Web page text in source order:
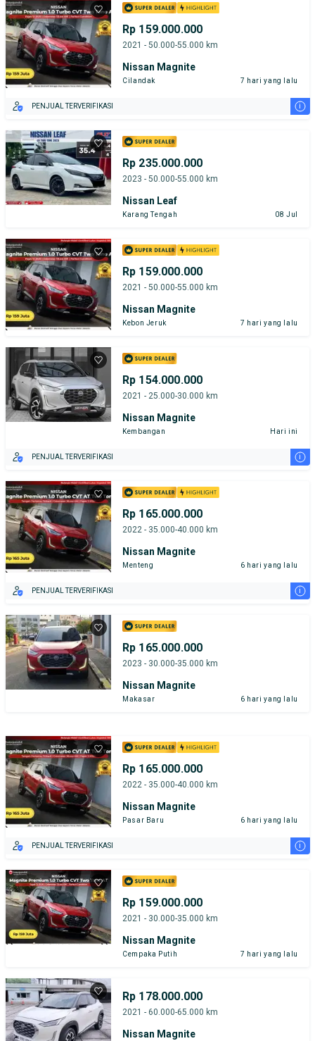
Rp 159.000.000
2021 - 50.000-55.000 km
Nissan Magnite
Cilandak 7 hari yang lalu
PENJUAL TERVERIFIKASI i
Rp 235.000.000
2023 - 50.000-55.000 km
Nissan Leaf
Karang Tengah 08 Jul
Rp 159.000.000
2021 - 50.000-55.000 km
Nissan Magnite
Kebon Jeruk 7 hari yang lalu
Rp 154.000.000
2021 - 25.000-30.000 km
Nissan Magnite
Kembangan Hari ini
PENJUAL TERVERIFIKASI i
Rp 165.000.000
2022 - 35.000-40.000 km
Nissan Magnite
Menteng 6 hari yang lalu
PENJUAL TERVERIFIKASI i
Rp 165.000.000
2023 - 30.000-35.000 km
Nissan Magnite
Makasar 6 hari yang lalu
Rp 165.000.000
2022 - 35.000-40.000 km
Nissan Magnite
Pasar Baru 6 hari yang lalu
PENJUAL TERVERIFIKASI i
Rp 159.000.000
2021 - 30.000-35.000 km
Nissan Magnite
Cempaka Putih 7 hari yang lalu
Rp 178.000.000
2021 - 60.000-65.000 km
Nissan Magnite